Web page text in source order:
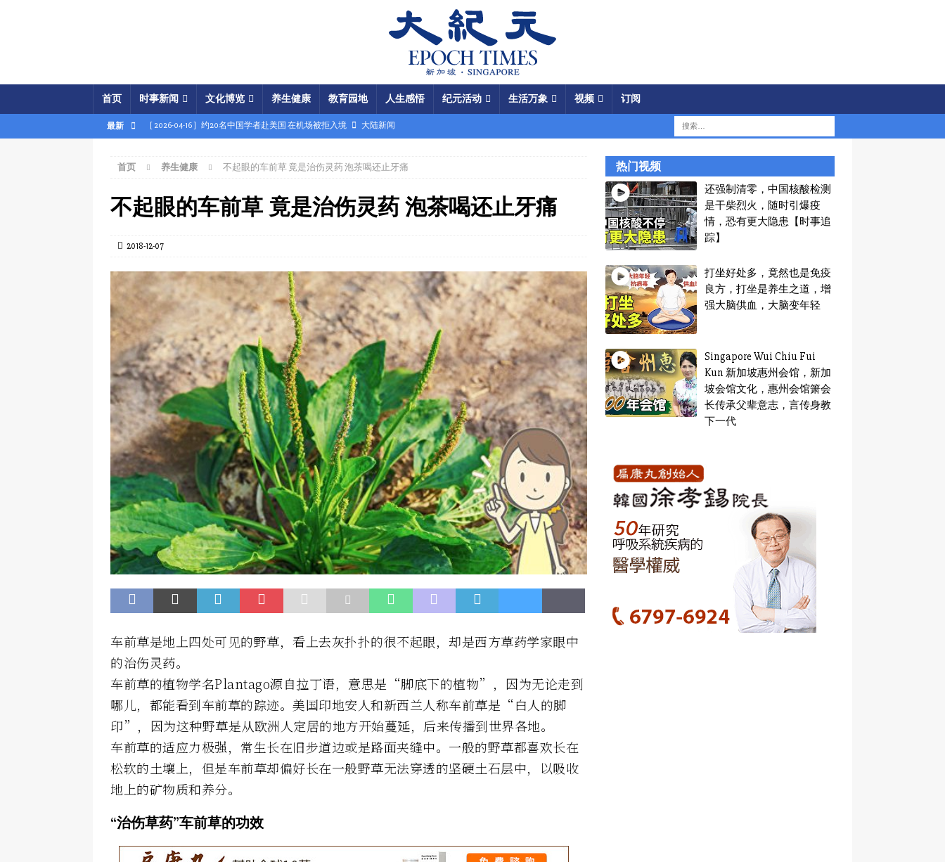
首页 时事新闻 文化博览 养生健康 教育园地 人生感悟 纪元活动 生活万象 视频 订阅
最新 [ 2026-04-16 ] 约20名中国学者赴美国 在机场被拒入境 大陆新闻
[ 2026-04-15 ] 伊朗被曝密购中共间谍卫星 瞄准美军基地 国际新闻
[ 2026-04-15 ] 【时事金扫描】四艘中国油轮闯关记 美军结盟控制马六甲海峡 视频
[ 2026-04-03 ] 专家：美军军事胜利牵动中共军中震荡 国际新闻
[ 2026-04-02 ]
[ 2026-04-02 ] 【时事金扫描】美军炸平“美国大使馆”美载人飞船重返月球 视频
[ 2026-04-17 ] 美破獲大規模禮品卡詐騙 贓款成中共軍費 国际新闻
首页 养生健康 不起眼的车前草 竟是治伤灵药 泡茶喝还止牙痛
不起眼的车前草 竟是治伤灵药 泡茶喝还止牙痛
2018-12-07
车前草是地上四处可见的野草，看上去灰扑扑的很不起眼，却是西方草药学家眼中
的治伤灵药。
车前草的植物学名Plantago源自拉丁语，意思是“脚底下的植物”，因为无论走到
哪儿，都能看到车前草的踪迹。美国印地安人和新西兰人称车前草是“白人的脚
印”，因为这种野草是从欧洲人定居的地方开始蔓延，后来传播到世界各地。
车前草的适应力极强，常生长在旧步道边或是路面夹缝中。一般的野草都喜欢长在
松软的土壤上，但是车前草却偏好长在一般野草无法穿透的坚硬土石层中，以吸收
地上的矿物质和养分。
“治伤草药”车前草的功效
热门视频
还强制清零，中国核酸检测
是干柴烈火，随时引爆疫
情，恐有更大隐患【时事追
踪】
打坐好处多，竟然也是免疫
良方，打坐是养生之道，增
强大脑供血，大脑变年轻
Singapore Wui Chiu Fui
Kun 新加坡惠州会馆，新加
坡会馆文化，惠州会馆箫会
长传承父辈意志，言传身教
下一代